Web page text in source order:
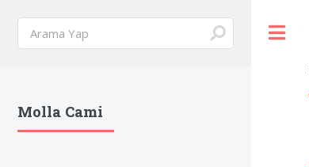
Molla Cami